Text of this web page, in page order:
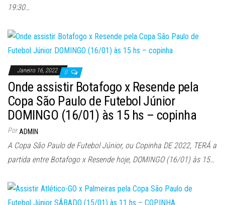
19:30…
Janeiro 16, 2022 0
Onde assistir Botafogo x Resende pela
Copa São Paulo de Futebol Júnior
DOMINGO (16/01) às 15 hs – copinha
Por ADMIN
A Copa São Paulo de Futebol Júnior, ou Copinha DE 2022, TERÁ a
partida entre Botafogo x Resende hoje, DOMINGO (16/01) às 15…